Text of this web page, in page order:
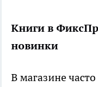
Книги в
новинки
В магазине